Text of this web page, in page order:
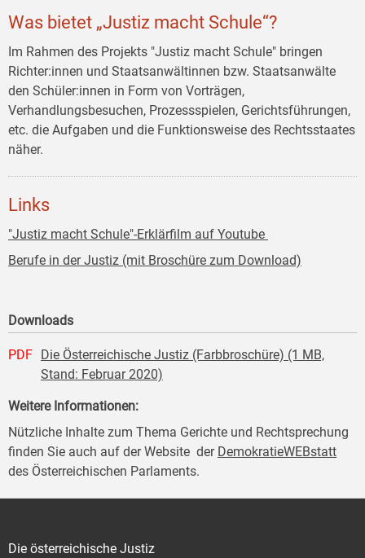
Was bietet „Justiz macht Schule“?
Im Rahmen des Projekts "Justiz macht Schule" bringen
Richter:innen und Staatsanwältinnen bzw. Staatsanwälte
den Schüler:innen in Form von Vorträgen,
Verhandlungsbesuchen, Prozessspielen, Gerichtsführungen,
etc. die Aufgaben und die Funktionsweise des Rechtsstaates
näher.
Links
"Justiz macht Schule"-Erklärfilm auf Youtube
Berufe in der Justiz (mit Broschüre zum Download)
Downloads
PDF Die Österreichische Justiz (Farbbroschüre) (1 MB,
Stand: Februar 2020)
Weitere Informationen:
Nützliche Inhalte zum Thema Gerichte und Rechtsprechung
finden Sie auch auf der Website der DemokratieWEBstatt
des Österreichischen Parlaments.
Die österreichische Justiz